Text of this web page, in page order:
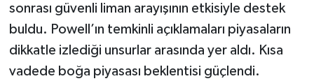
sonrası güvenli liman arayışının etkisiyle destek
buldu. Powell’ın temkinli açıklamaları piyasaların
dikkatle izlediği unsurlar arasında yer aldı. Kısa
vadede boğa piyasası beklentisi güçlendi.